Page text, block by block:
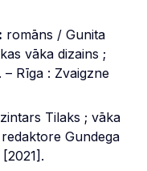
romāns / Gunita
vāka dizains ;
Rīga : Zvaigzne
Tilaks ; vāka
Gundega